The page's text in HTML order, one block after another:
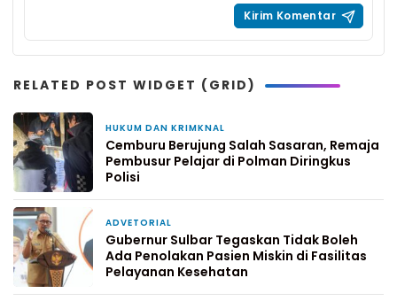
RELATED POST WIDGET (GRID)
HUKUM DAN KRIMKNAL
Cemburu Berujung Salah Sasaran, Remaja
Pembusur Pelajar di Polman Diringkus
Polisi
ADVETORIAL
Gubernur Sulbar Tegaskan Tidak Boleh
Ada Penolakan Pasien Miskin di Fasilitas
Pelayanan Kesehatan